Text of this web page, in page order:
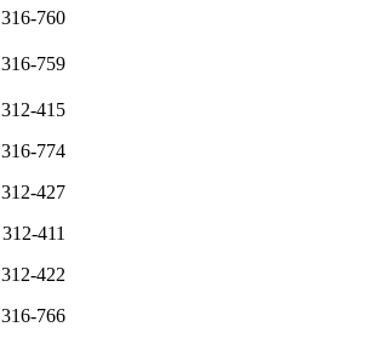
316-760
316-759
312-415
316-774
312-427
312-411
312-422
316-766